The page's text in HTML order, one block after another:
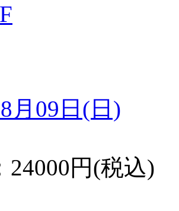
月09日(日)
24000円(税込)